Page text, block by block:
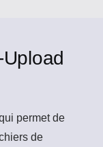
permet de
de